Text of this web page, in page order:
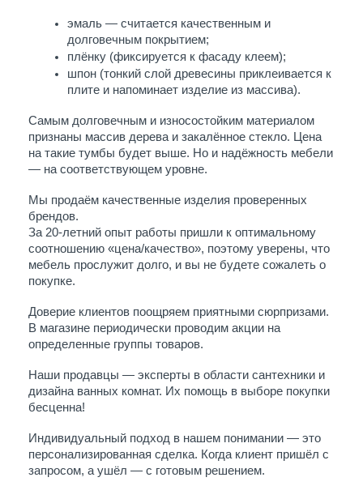
эмаль — считается качественным и
долговечным покрытием;
плёнку (фиксируется к фасаду клеем);
шпон (тонкий слой древесины приклеивается к
плите и напоминает изделие из массива).
Самым долговечным и износостойким материалом
признаны массив дерева и закалённое стекло. Цена
на такие тумбы будет выше. Но и надёжность мебели
— на соответствующем уровне.
Мы продаём качественные изделия проверенных
брендов.
За 20-летний опыт работы пришли к оптимальному
соотношению «цена/качество», поэтому уверены, что
мебель прослужит долго, и вы не будете сожалеть о
покупке.
Доверие клиентов поощряем приятными сюрпризами.
В магазине периодически проводим акции на
определенные группы товаров.
Наши продавцы — эксперты в области сантехники и
дизайна ванных комнат. Их помощь в выборе покупки
бесценна!
Индивидуальный подход в нашем понимании — это
персонализированная сделка. Когда клиент пришёл с
запросом, а ушёл — с готовым решением.